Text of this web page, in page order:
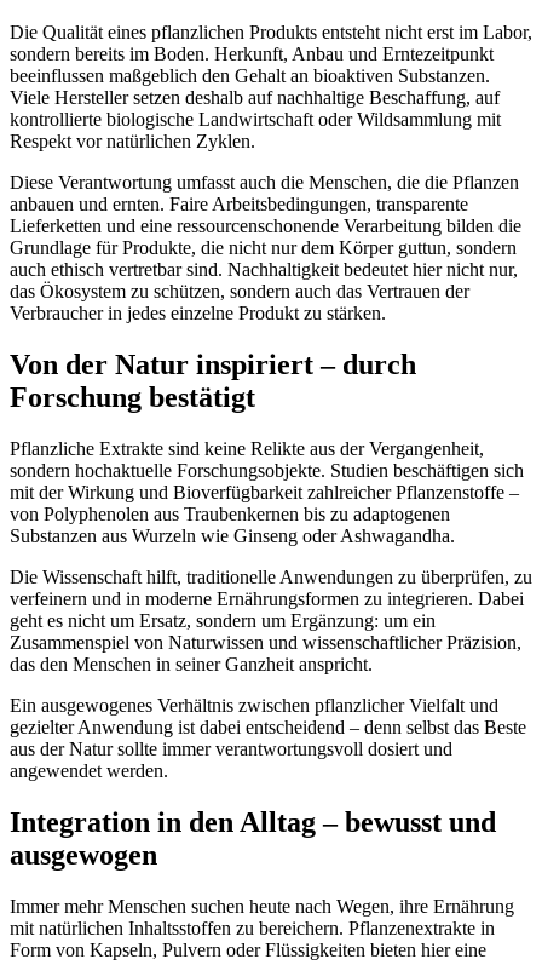
Die Qualität eines pflanzlichen Produkts entsteht nicht erst im Labor,
sondern bereits im Boden. Herkunft, Anbau und Erntezeitpunkt
beeinflussen maßgeblich den Gehalt an bioaktiven Substanzen.
Viele Hersteller setzen deshalb auf nachhaltige Beschaffung, auf
kontrollierte biologische Landwirtschaft oder Wildsammlung mit
Respekt vor natürlichen Zyklen.
Diese Verantwortung umfasst auch die Menschen, die die Pflanzen
anbauen und ernten. Faire Arbeitsbedingungen, transparente
Lieferketten und eine ressourcenschonende Verarbeitung bilden die
Grundlage für Produkte, die nicht nur dem Körper guttun, sondern
auch ethisch vertretbar sind. Nachhaltigkeit bedeutet hier nicht nur,
das Ökosystem zu schützen, sondern auch das Vertrauen der
Verbraucher in jedes einzelne Produkt zu stärken.
Von der Natur inspiriert – durch
Forschung bestätigt
Pflanzliche Extrakte sind keine Relikte aus der Vergangenheit,
sondern hochaktuelle Forschungsobjekte. Studien beschäftigen sich
mit der Wirkung und Bioverfügbarkeit zahlreicher Pflanzenstoffe –
von Polyphenolen aus Traubenkernen bis zu adaptogenen
Substanzen aus Wurzeln wie Ginseng oder Ashwagandha.
Die Wissenschaft hilft, traditionelle Anwendungen zu überprüfen, zu
verfeinern und in moderne Ernährungsformen zu integrieren. Dabei
geht es nicht um Ersatz, sondern um Ergänzung: um ein
Zusammenspiel von Naturwissen und wissenschaftlicher Präzision,
das den Menschen in seiner Ganzheit anspricht.
Ein ausgewogenes Verhältnis zwischen pflanzlicher Vielfalt und
gezielter Anwendung ist dabei entscheidend – denn selbst das Beste
aus der Natur sollte immer verantwortungsvoll dosiert und
angewendet werden.
Integration in den Alltag – bewusst und
ausgewogen
Immer mehr Menschen suchen heute nach Wegen, ihre Ernährung
mit natürlichen Inhaltsstoffen zu bereichern. Pflanzenextrakte in
Form von Kapseln, Pulvern oder Flüssigkeiten bieten hier eine